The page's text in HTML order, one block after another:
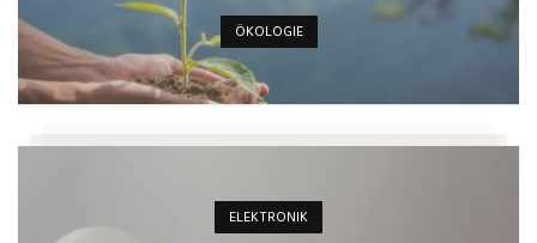
ÖKOLOGIE
ELEKTRONIK